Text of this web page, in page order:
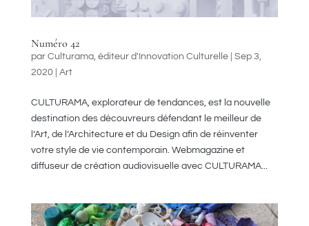
Numéro 42
par Culturama, éditeur d'Innovation Culturelle| Sep 3,
2020
Art
CULTURAMA, explorateur de tendances, est la nouvelle
destination des découvreurs défendant le meilleur de
l’Art, de l’Architecture et du Design afin de réinventer
votre style de vie contemporain. Webmagazine et
diffuseur de création audiovisuelle avec CULTURAMA...